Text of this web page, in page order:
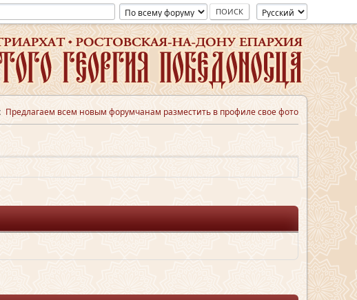
Предлагаем всем новым форумчанам разместить в профиле свое фото